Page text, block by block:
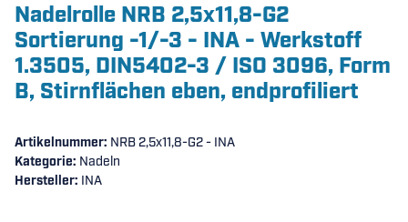
Nadelrolle NRB 2,5x11,8-G2
Sortierung -1/-3 - INA - Werkstoff
1.3505, DIN5402-3 / ISO 3096, Form
B, Stirnflächen eben, endprofiliert
Artikelnummer: NRB 2,5x11,8-G2 - INA
Kategorie: Nadeln
Hersteller: INA